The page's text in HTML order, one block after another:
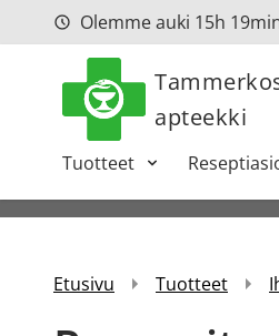
Siirry sisältöönOlemme auki 15h
apteekki
Tuotteet
Etusivu Tuotteet